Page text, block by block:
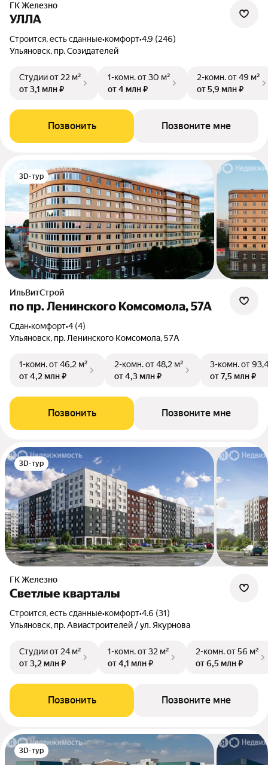
ГК Железно
УЛЛА
Строится, есть сданные•комфорт•4.9 (246)
Ульяновск, пр. Созидателей
Студииот 22 м²
от 3,1 млн ₽
1-комн.от 30 м²
от 4 млн ₽
2-комн.от 49 м²
от 5,9 млн ₽
Позвонить Позвоните мне
3D-тур
ИльВитСтрой
по пр. Ленинского Комсомола, 57А
Сдан•комфорт•4 (4)
Ульяновск, пр. Ленинского Комсомола, 57А
1-комн.от 46,2 м²
от 4,2 млн ₽
2-комн.от 48,2 м²
от 4,3 млн ₽
3-комн.от
от 7,5 млн ₽
Позвонить Позвоните мне
3D-тур
ГК Железно
Светлые кварталы
Строится, есть сданные•комфорт•4.6 (31)
Ульяновск, пр. Авиастроителей / ул. Якурнова
Студииот 24 м²
от 3,2 млн ₽
1-комн.от 32 м²
от 4,1 млн ₽
2-комн.от 56 м²
от 6,5 млн ₽
Позвонить Позвоните мне
3D-тур